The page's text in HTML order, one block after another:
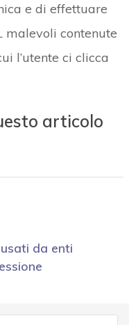
e di effettuare
malevoli contenute
l’utente ci clicca
articolo
da enti